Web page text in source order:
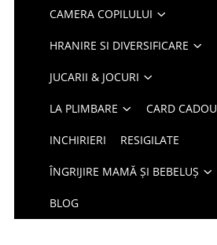
CAMERA COPILULUI
HRANIRE SI DIVERSIFICARE
JUCARII & JOCURI
LA PLIMBARE CARD CADOU
INCHIRIERI RESIGILATE
ÎNGRIJIRE MAMĂ ȘI BEBELUȘ
BLOG